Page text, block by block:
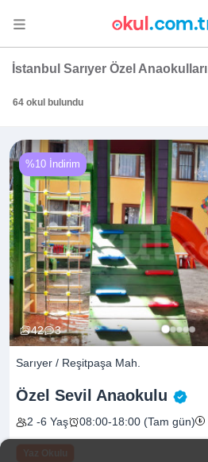
İstanbul Sarıyer Özel Anaokulları
64 okul bulundu
42 3
%10 İndirim
Sarıyer / Reşitpaşa Mah.
Özel Sevil Anaokulu
2 -6 Yaş 08:00-18:00 (Tam gün)